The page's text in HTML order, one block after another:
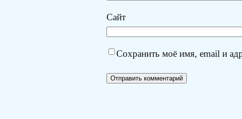
Сайт
Сохранить моё имя, email и